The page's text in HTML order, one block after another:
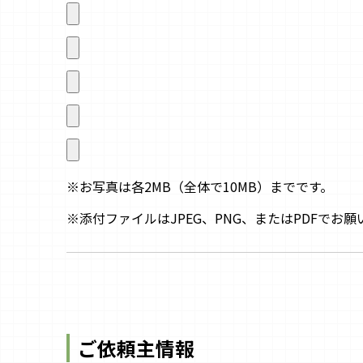
※お写真は各2MB（全体で10MB）までです。
※添付ファイルはJPEG、PNG、またはPDFでお願
ご依頼主情報